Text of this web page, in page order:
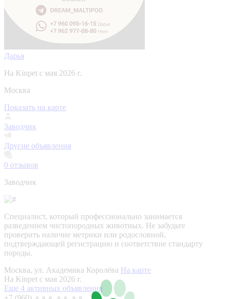
Дарья
На Kinpet c мая 2026 г.
Москва
Показать на карте
Заводчик
Другие объявления
0 отзывов
Заводчик
Специалист, который профессионально занимается
разведением чистопородных животных. Не забудьте
проверить наличие метрики или родословной,
подтверждающей регистрацию и соответствие стандарту
породы.
Москва, ул. Академика Королёва На карте
На Kinpet c мая 2026 г.
Еще 4 активных объявления